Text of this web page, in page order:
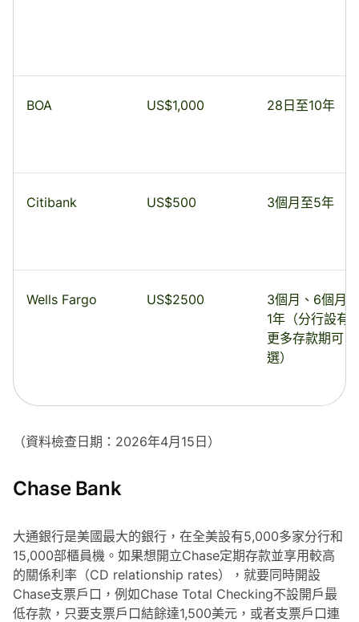
BOA US$1,000 28日至10年
Citibank US$500 3個月至5年
Wells Fargo US$2500
3個月、6個月或
1年（分行設有
更多存款期可
選）
（資料檢查日期：2026年4月15日）
Chase Bank
大通銀行是美國最大的銀行，在全美設有5,000多家分行和
15,000部櫃員機。如果想開立Chase定期存款並享用較高
的關係利率（CD relationship rates），就要同時開設
Chase支票戶口，例如Chase Total Checking不設開戶最
低存款，只要支票戶口結餘達1,500美元，或者支票戶口連